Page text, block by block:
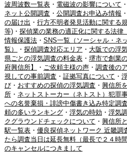
波周波数一覧表・ 電磁波の影響について ・
ネット公開調査 ・ 公開調査お申込み情報 ・
の届け出 ・ 行方不明者発見活動に関する
等)・ 探偵業の業務の適正化に関する法律
情報保護法・ SNS一覧（ソーシャル・ネ
覧）
・ 探偵調査対応エリア ・ 大阪での浮
県ごとの浮気調査の料金表・ 堺市で創業
府興信所】
・ ご依頼主様の声・ 調査後の
視しての事前調査 ・ 証拠写真について ・
び・ おすすめの探偵の浮気調査 ・ 興信所
所・ ネットストーカー（ネトスト）犯罪
への名誉棄損・誹謗中傷書き込み特定調査
頼の多いランキング・ 浮気の時効 ・ 浮気
クグラウンドチェックについて ・ 興信所
駅一覧表・ 優良探偵ネットワーク 近畿調
たら調査当日は延長無料（最長で２４時
のキャンセルにつきまして